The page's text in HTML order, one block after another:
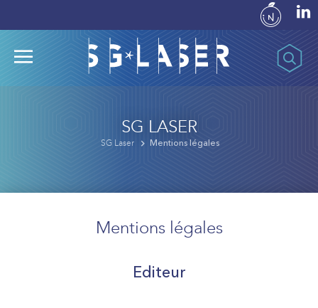
SG LASER
SG Laser Mentions légales
Mentions légales
Editeur